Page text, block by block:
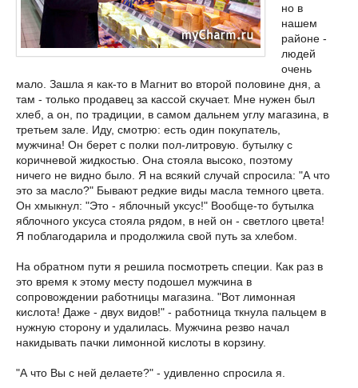
но в
нашем
районе -
людей
очень
мало. Зашла я как-то в Магнит во второй половине дня, а
там - только продавец за кассой скучает. Мне нужен был
хлеб, а он, по традиции, в самом дальнем углу магазина, в
третьем зале. Иду, смотрю: есть один покупатель,
мужчина! Он берет с полки пол-литровую. бутылку с
коричневой жидкостью. Она стояла высоко, поэтому
ничего не видно было. Я на всякий случай спросила: "А что
это за масло?" Бывают редкие виды масла темного цвета.
Он хмыкнул: "Это - яблочный уксус!" Вообще-то бутылка
яблочного уксуса стояла рядом, в ней он - светлого цвета!
Я поблагодарила и продолжила свой путь за хлебом.
На обратном пути я решила посмотреть специи. Как раз в
это время к этому месту подошел мужчина в
сопровождении работницы магазина. "Вот лимонная
кислота! Даже - двух видов!" - работница ткнула пальцем в
нужную сторону и удалилась. Мужчина резво начал
накидывать пачки лимонной кислоты в корзину.
"А что Вы с ней делаете?" - удивленно спросила я.